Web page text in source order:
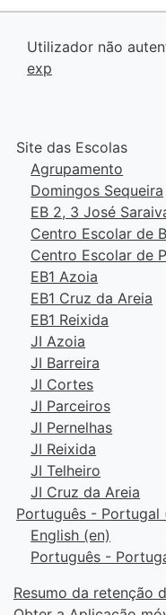
Utilizador não
exp
Site das Escolas
Agrupamento
Domingos Sequeira
EB 2, 3 José
Centro Escolar de
Centro Escolar de
EB1 Azoia
EB1 Cruz da Areia
EB1 Reixida
JI Azoia
JI Barreira
JI Cortes
JI Parceiros
JI Pernelhas
JI Reixida
JI Telheiro
JI Cruz da Areia
Português - Portugal
English ‎(en)‎
Português -
Resumo da retenção